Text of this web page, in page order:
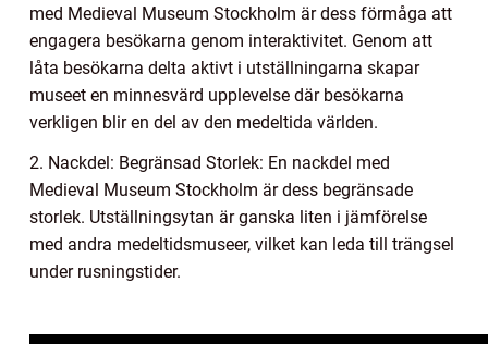
med Medieval Museum Stockholm är dess förmåga att
engagera besökarna genom interaktivitet. Genom att
låta besökarna delta aktivt i utställningarna skapar
museet en minnesvärd upplevelse där besökarna
verkligen blir en del av den medeltida världen.
2. Nackdel: Begränsad Storlek: En nackdel med
Medieval Museum Stockholm är dess begränsade
storlek. Utställningsytan är ganska liten i jämförelse
med andra medeltidsmuseer, vilket kan leda till trängsel
under rusningstider.